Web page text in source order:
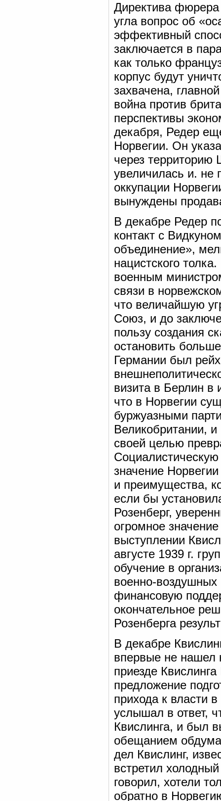
Директива фюрера
угла вопрос об
эффективный
заключается в
как только
корпус будут
захвачена,
война против
перспективы
декабря, Редер
Норвегии. Он
через территорию
увеличилась и. не
оккупации
вынуждены
В декабре Редер
контакт с
объединение»,
нацистского
военным
связи в
что величайшую
Союз, и до
пользу создания
остановить
Германии был
визита в Берлин в
что в Норвегии
буржуазными
Великобритании,
своей целью
Социалистическую
значение
и преимущества,
если бы
Розенберг,
огромное
выступлении
августе 1939 г.
обучение в
военно-воздушных
финансовую
окончательное
Розенберга
В декабре
впервые не нашел
приезде
предложение
прихода к власти
услышал в ответ,
Квислинга, и был
обещанием
дел Квислинг,
встретил
говорил, хотели
обратно в